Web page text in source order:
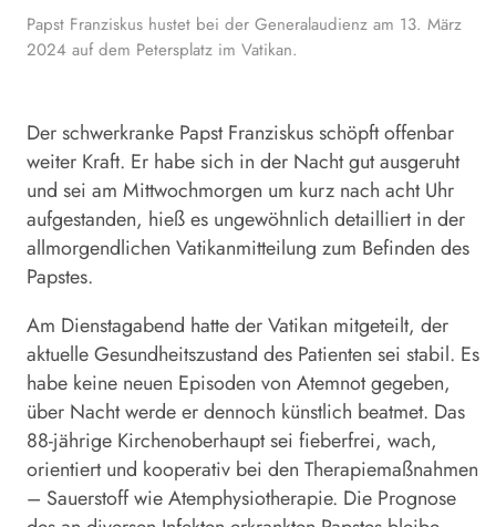
Papst Franziskus hustet bei der Generalaudienz am 13. März
2024 auf dem Petersplatz im Vatikan.
Der schwerkranke Papst Franziskus schöpft offenbar
weiter Kraft. Er habe sich in der Nacht gut ausgeruht
und sei am Mittwochmorgen um kurz nach acht Uhr
aufgestanden, hieß es ungewöhnlich detailliert in der
allmorgendlichen Vatikanmitteilung zum Befinden des
Papstes.
Am Dienstagabend hatte der Vatikan mitgeteilt, der
aktuelle Gesundheitszustand des Patienten sei stabil. Es
habe keine neuen Episoden von Atemnot gegeben,
über Nacht werde er dennoch künstlich beatmet. Das
88-jährige Kirchenoberhaupt sei fieberfrei, wach,
orientiert und kooperativ bei den Therapiemaßnahmen
– Sauerstoff wie Atemphysiotherapie. Die Prognose